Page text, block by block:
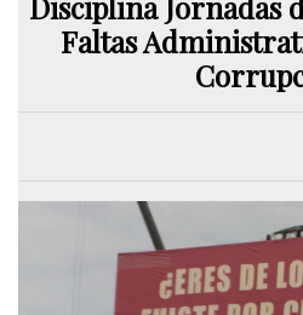
Disciplina Jornadas
Faltas